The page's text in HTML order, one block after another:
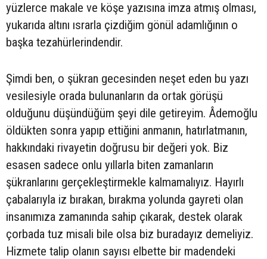
yüzlerce makale ve köşe yazısına imza atmış olması,
yukarıda altını ısrarla çizdiğim gönül adamlığının o
başka tezahürlerindendir.
Şimdi ben, o şükran gecesinden neşet eden bu yazı
vesilesiyle orada bulunanların da ortak görüşü
olduğunu düşündüğüm şeyi dile getireyim. Âdemoğlu
öldükten sonra yapıp ettiğini anmanın, hatırlatmanın,
hakkındaki rivayetin doğrusu bir değeri yok. Biz
esasen sadece onlu yıllarla biten zamanların
şükranlarını gerçekleştirmekle kalmamalıyız. Hayırlı
çabalarıyla iz bırakan, bırakma yolunda gayreti olan
insanımıza zamanında sahip çıkarak, destek olarak
çorbada tuz misali bile olsa biz buradayız demeliyiz.
Hizmete talip olanın sayısı elbette bir madendeki